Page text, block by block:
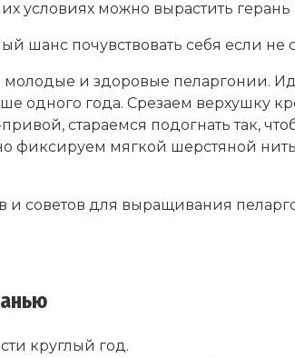
условиях можно вырастить
шанс почувствовать себя если
молодые и здоровые пеларгонии.
одного года. Срезаем верхушку
стараемся подогнать так,
фиксируем мягкой шерстяной
советов для выращивания
круглый год.